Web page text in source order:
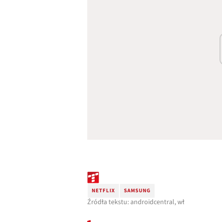
NETFLIX SAMSUNG
Źródła tekstu: androidcentral, wł